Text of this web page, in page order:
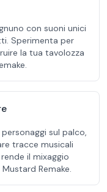
con suoni unici
Sperimenta per
la tua tavolozza
sul palco,
tracce musicali
il mixaggio
Remake.